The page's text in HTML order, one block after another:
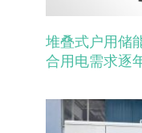
堆叠式户用储
合用电需求逐